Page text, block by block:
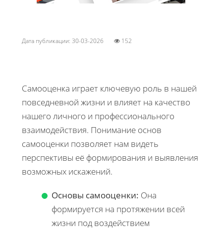
Дата публикации: 30-03-2026 152
Самооценка играет ключевую роль в нашей
повседневной жизни и влияет на качество
нашего личного и профессионального
взаимодействия. Понимание основ
самооценки позволяет нам видеть
перспективы её формирования и выявления
возможных искажений.
Основы самооценки: Она
формируется на протяжении всей
жизни под воздействием